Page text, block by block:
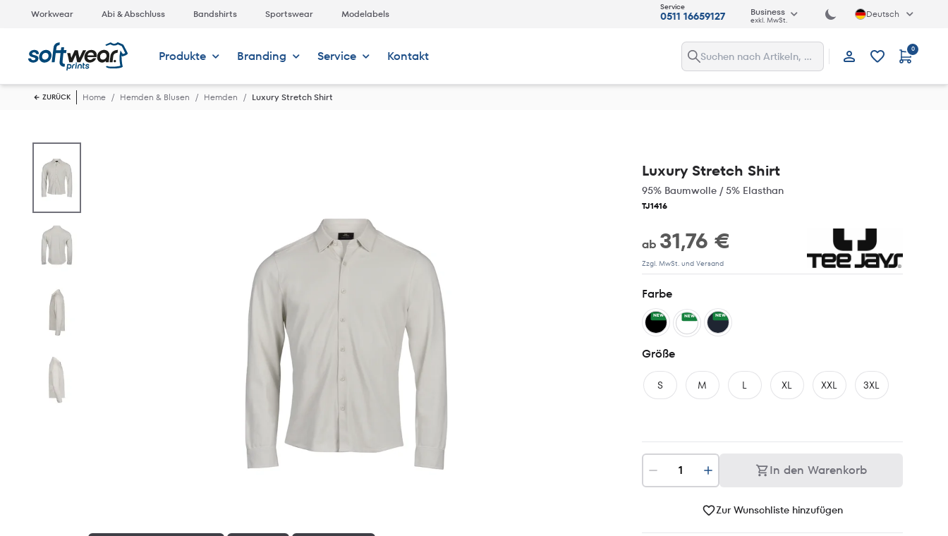
Workwear Abi & Abschluss Bandshirts Sportswear Modelabels
Service
0511 16659127 Business
exkl. MwSt. Deutsch
Produkte Branding Service Kontakt Anmelden
0
ZURÜCK Home Hemden & Blusen Hemden Luxury Stretch Shirt
Luxury Stretch Shirt
95% Baumwolle / 5% Elasthan
TJ1416
ab 31,76 €
Zzgl. MwSt. und Versand
Farbe
NEW NEW NEW
Größe
S M L XL XXL 3XL
In den Warenkorb
Zur Wunschliste hinzufügen